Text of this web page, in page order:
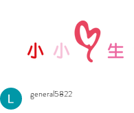
general5822